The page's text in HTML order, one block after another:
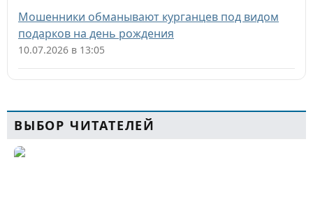
Мошенники обманывают курганцев под видом
подарков на день рождения
10.07.2026 в 13:05
ВЫБОР ЧИТАТЕЛЕЙ